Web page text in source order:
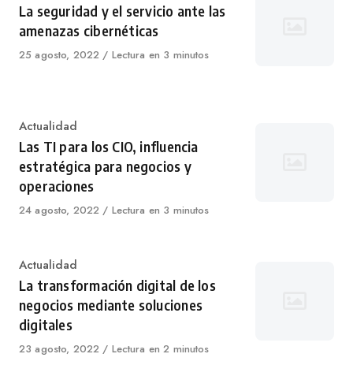
La seguridad y el servicio ante las
amenazas cibernéticas
Published
25 agosto, 2022 Lectura en 3 minutos
Category
Actualidad
Las TI para los CIO, influencia
estratégica para negocios y
operaciones
Published
24 agosto, 2022 Lectura en 3 minutos
Category
Actualidad
La transformación digital de los
negocios mediante soluciones
digitales
Published
23 agosto, 2022 Lectura en 2 minutos